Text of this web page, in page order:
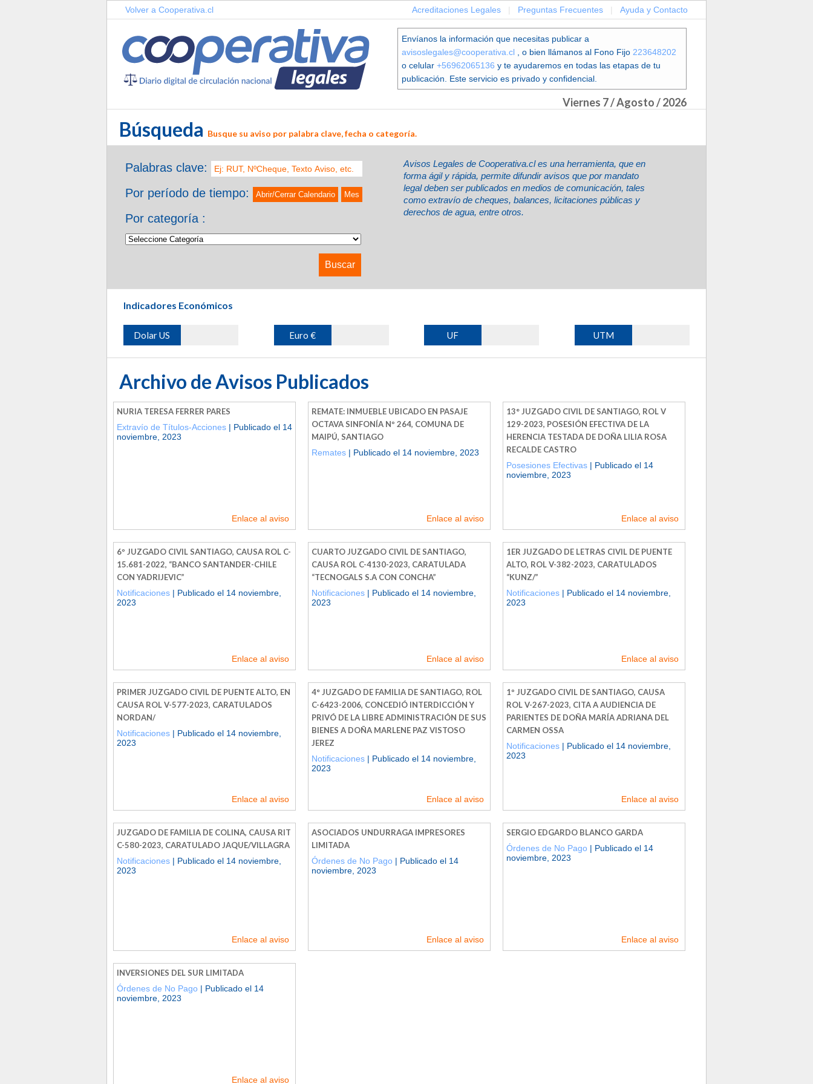
Volver a Cooperativa.cl Acreditaciones Legales Preguntas Frecuentes Ayuda y Contacto
Envíanos la información que necesitas publicar a
avisoslegales@cooperativa.cl , o bien llámanos al Fono Fijo 223648202
o celular +56962065136 y te ayudaremos en todas las etapas de tu
publicación. Este servicio es privado y confidencial.
Viernes 7 / Agosto / 2026
Búsqueda Busque su aviso por palabra clave, fecha o categoría.
Palabras clave:
Por período de tiempo:
Abrir/Cerrar Calendario Mes
Por categoría :
Avisos Legales de Cooperativa.cl es una herramienta, que en
forma ágil y rápida, permite difundir avisos que por mandato
legal deben ser publicados en medios de comunicación, tales
como extravío de cheques, balances, licitaciones públicas y
derechos de agua, entre otros.
Indicadores Económicos
Dolar US Euro € UF UTM
Archivo de Avisos Publicados
NURIA TERESA FERRER PARES
Extravío de Títulos-Acciones | Publicado el 14
noviembre, 2023
Enlace al aviso
REMATE: INMUEBLE UBICADO EN PASAJE
OCTAVA SINFONÍA Nº 264, COMUNA DE
MAIPÚ, SANTIAGO
Remates | Publicado el 14 noviembre, 2023
Enlace al aviso
13° JUZGADO CIVIL DE SANTIAGO, ROL V
129-2023, POSESIÓN EFECTIVA DE LA
HERENCIA TESTADA DE DOÑA LILIA ROSA
RECALDE CASTRO
Posesiones Efectivas | Publicado el 14
noviembre, 2023
Enlace al aviso
6º JUZGADO CIVIL SANTIAGO, CAUSA ROL C-
15.681-2022, “BANCO SANTANDER-CHILE
CON YADRIJEVIC”
Notificaciones | Publicado el 14 noviembre,
2023
Enlace al aviso
CUARTO JUZGADO CIVIL DE SANTIAGO,
CAUSA ROL C-4130-2023, CARATULADA
“TECNOGALS S.A CON CONCHA”
Notificaciones | Publicado el 14 noviembre,
2023
Enlace al aviso
1ER JUZGADO DE LETRAS CIVIL DE PUENTE
ALTO, ROL V-382-2023, CARATULADOS
“KUNZ/”
Notificaciones | Publicado el 14 noviembre,
2023
Enlace al aviso
PRIMER JUZGADO CIVIL DE PUENTE ALTO, EN
CAUSA ROL V-577-2023, CARATULADOS
NORDAN/
Notificaciones | Publicado el 14 noviembre,
2023
Enlace al aviso
4° JUZGADO DE FAMILIA DE SANTIAGO, ROL
C-6423-2006, CONCEDIÓ INTERDICCIÓN Y
PRIVÓ DE LA LIBRE ADMINISTRACIÓN DE SUS
BIENES A DOÑA MARLENE PAZ VISTOSO
JEREZ
Notificaciones | Publicado el 14 noviembre,
2023
Enlace al aviso
1º JUZGADO CIVIL DE SANTIAGO, CAUSA
ROL V-267-2023, CITA A AUDIENCIA DE
PARIENTES DE DOÑA MARÍA ADRIANA DEL
CARMEN OSSA
Notificaciones | Publicado el 14 noviembre,
2023
Enlace al aviso
JUZGADO DE FAMILIA DE COLINA, CAUSA RIT
C-580-2023, CARATULADO JAQUE/VILLAGRA
Notificaciones | Publicado el 14 noviembre,
2023
Enlace al aviso
ASOCIADOS UNDURRAGA IMPRESORES
LIMITADA
Órdenes de No Pago | Publicado el 14
noviembre, 2023
Enlace al aviso
SERGIO EDGARDO BLANCO GARDA
Órdenes de No Pago | Publicado el 14
noviembre, 2023
Enlace al aviso
INVERSIONES DEL SUR LIMITADA
Órdenes de No Pago | Publicado el 14
noviembre, 2023
Enlace al aviso